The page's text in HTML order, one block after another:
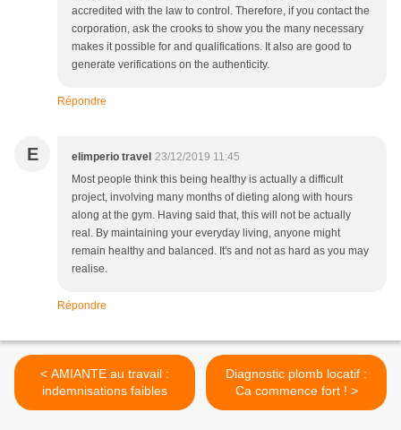
accredited with the law to control. Therefore, if you contact the
corporation, ask the crooks to show you the many necessary
makes it possible for and qualifications. It also are good to
generate verifications on the authenticity.
Répondre
E elimperio travel 23/12/2019 11:45
Most people think this being healthy is actually a difficult
project, involving many months of dieting along with hours
along at the gym. Having said that, this will not be actually
real. By maintaining your everyday living, anyone might
remain healthy and balanced. It's and not as hard as you may
realise.
Répondre
< AMIANTE au travail :
indemnisations faibles
Diagnostic plomb locatif :
Ca commence fort ! >